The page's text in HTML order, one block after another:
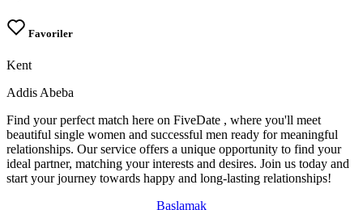
Favoriler
Kent
Addis Abeba
Find your perfect match here on FiveDate , where you'll meet
beautiful single women and successful men ready for meaningful
relationships. Our service offers a unique opportunity to find your
ideal partner, matching your interests and desires. Join us today and
start your journey towards happy and long-lasting relationships!
Başlamak